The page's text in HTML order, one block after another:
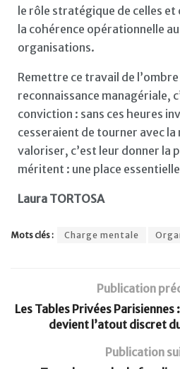
le rôle stratégique de celles et
la cohérence opérationnelle au
organisations.
Remettre ce travail de
reconnaissance managériale,
conviction : sans ces heures
cesseraient de tourner avec la
valoriser, c’est leur donner la
méritent : une place
Laura TORTOSA
Mots clés : Charge mentale
Publication
Les Tables Privées
devient l’atout discret
Publication